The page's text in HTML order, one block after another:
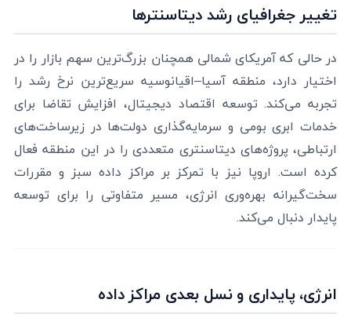
تغییر جغرافیای رشد دیتاسنترها
در حالی که آمریکای شمالی همچنان بزرگ‌ترین سهم بازار را در
اختیار دارد، منطقه آسیا–اقیانوسیه سریع‌ترین نرخ رشد را
تجربه می‌کند. توسعه اقتصاد دیجیتال، افزایش تقاضا برای
خدمات ابری بومی و سرمایه‌گذاری دولت‌ها در زیرساخت‌های
ارتباطی، پروژه‌های دیتاسنتری متعددی را در این منطقه فعال
کرده است. اروپا نیز با تمرکز بر مراکز داده سبز و مقررات
سخت‌گیرانه بهره‌وری انرژی، مسیر متفاوتی را برای توسعه
پایدار دنبال می‌کند.
انرژی، پایداری و نسل بعدی مراکز داده